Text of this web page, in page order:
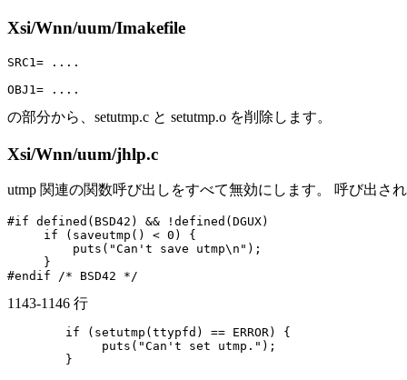
Xsi/Wnn/uum/Imakefile
SRC1= ....
の部分から、setutmp.c と setutmp.o を削除します。
Xsi/Wnn/uum/jhlp.c
utmp 関連の関数呼び出しをすべて無効にします。 呼び出され
#if defined(BSD42) && !defined(DGUX)
     if (saveutmp() < 0) {
         puts("Can't save utmp\n");
     }
1143-1146 行
        if (setutmp(ttypfd) == ERROR) {
             puts("Can't set utmp.");